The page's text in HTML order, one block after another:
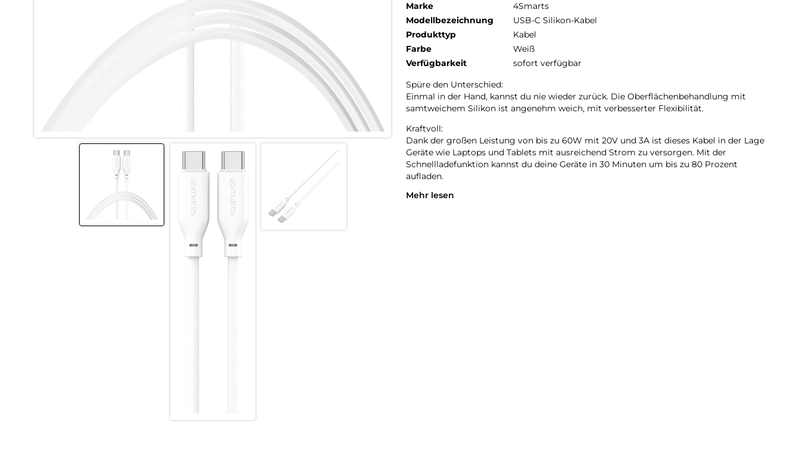
Marke
4Smarts
Modellbezeichnung
USB-C Silikon-Kabel
Produkttyp
Kabel
Farbe
Weiß
Verfügbarkeit
sofort verfügbar
Spüre den Unterschied:
Einmal in der Hand, kannst du nie wieder zurück. Die Oberflächenbehandlung mit
samtweichem Silikon ist angenehm weich, mit verbesserter Flexibilität.
Kraftvoll:
Dank der großen Leistung von bis zu 60W mit 20V und 3A ist dieses Kabel in der Lage
Geräte wie Laptops und Tablets mit ausreichend Strom zu versorgen. Mit der
Schnellladefunktion kannst du deine Geräte in 30 Minuten um bis zu 80 Prozent
aufladen.
Zum Laden und zur Datenübertragung:
Mehr lesen